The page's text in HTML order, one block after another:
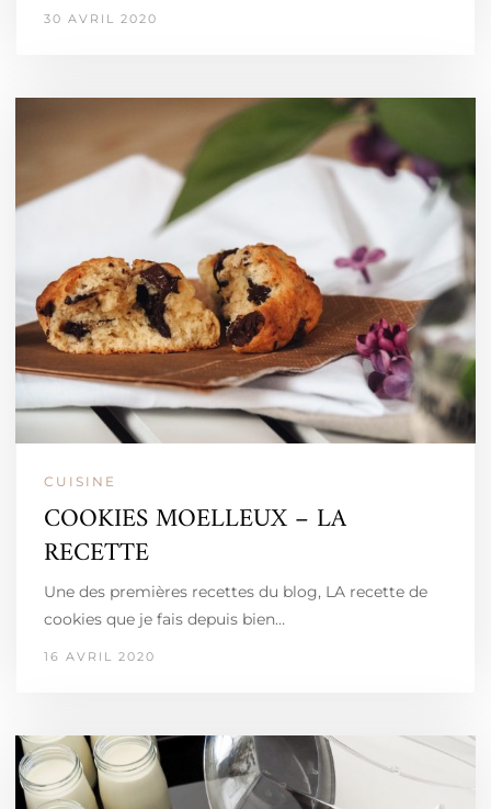
30 AVRIL 2020
CUISINE
COOKIES MOELLEUX – LA
RECETTE
Une des premières recettes du blog, LA recette de
cookies que je fais depuis bien…
16 AVRIL 2020